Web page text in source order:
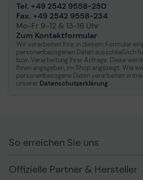
Tel. +49 2542 9558-250
Fax. +49 2542 9558-234
Mo-Fr 9-12 & 13-16 Uhr
Zum Kontaktformular
Wir verarbeiten Ihre, in diesem Formular
personenbezogenen Daten ausschließlich
bzw. Verarbeitung Ihrer Anfrage. Diese
Ihnen angegeben, im Shop angezeigt. Wie
personenbezogene Daten verarbeiten
unserer Datenschutzerklärung.
Offizielle Partner & Hersteller
So erreichen Sie uns
Schlesierring 35